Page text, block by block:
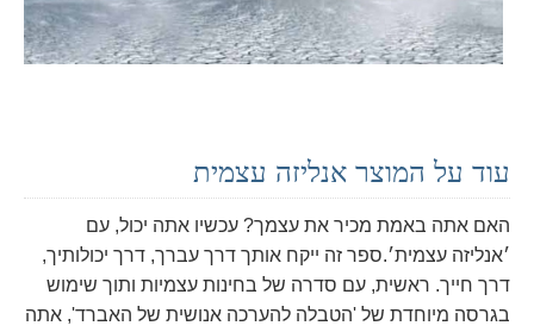
עוד על המוצר אנליזה עצמית
האם אתה באמת מכיר את עצמך? עכשיו אתה יכול, עם
׳אנליזה עצמית׳.ספר זה ייקח אותך דרך עברך, דרך יכולותיך,
דרך חייך. ראשית, עם סדרה של בחינות עצמיות ותוך שימוש
בגרסה מיוחדת של 'הטבלה להערכה אנושית של האברד', אתה